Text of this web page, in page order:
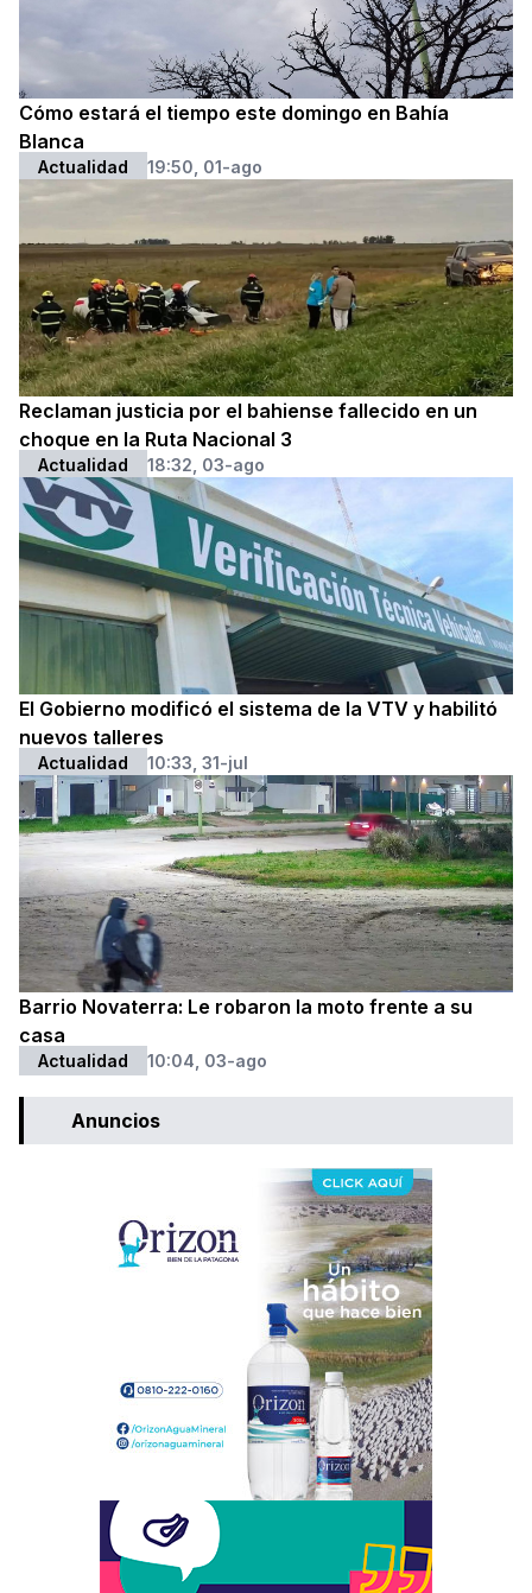
Cómo estará el tiempo este domingo en Bahía
Blanca
Actualidad 19:50, 01-ago
Reclaman justicia por el bahiense fallecido en un
choque en la Ruta Nacional 3
Actualidad 18:32, 03-ago
El Gobierno modificó el sistema de la VTV y habilitó
nuevos talleres
Actualidad 10:33, 31-jul
Barrio Novaterra: Le robaron la moto frente a su
casa
Actualidad 10:04, 03-ago
Anuncios